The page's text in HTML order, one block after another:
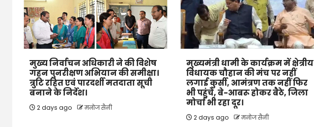
मुख्य निर्वाचन अधिकारी ने की विशेष
गहन पुनरीक्षण अभियान की समीक्षा।
त्रुटि रहित एवं पारदर्शी मतदाता सूची
बनाने के निर्देश।
2 days ago मनोज सैनी
मुख्यमंत्री धामी के कार्यक्रम में क्षेत्रीय
विधायक चौहान की मंच पर नहीं
लगाई कुर्सी, आमंत्रण तक नहीं फिर
भी पहुंचे, बे-आबरू होकर बैठे, जिला
मोर्चा भी रहा दूर।
2 days ago मनोज सैनी